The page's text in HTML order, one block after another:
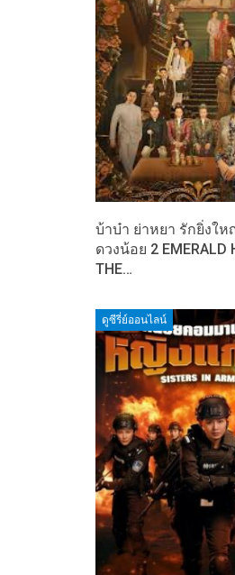
บ้าบ๋า ย่าหยา รักยิ่งให
ดวงน้อย 2 EMERALD
THE…
ดูซีรี่ย์ออนไลน์